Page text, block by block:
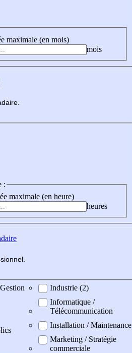
maximale (en mois)
mois
:
maximale (en heure)
heures
Industrie (2)
Informatique /
Télécommunication
Installation / Maintenance
Marketing / Stratégie
commerciale